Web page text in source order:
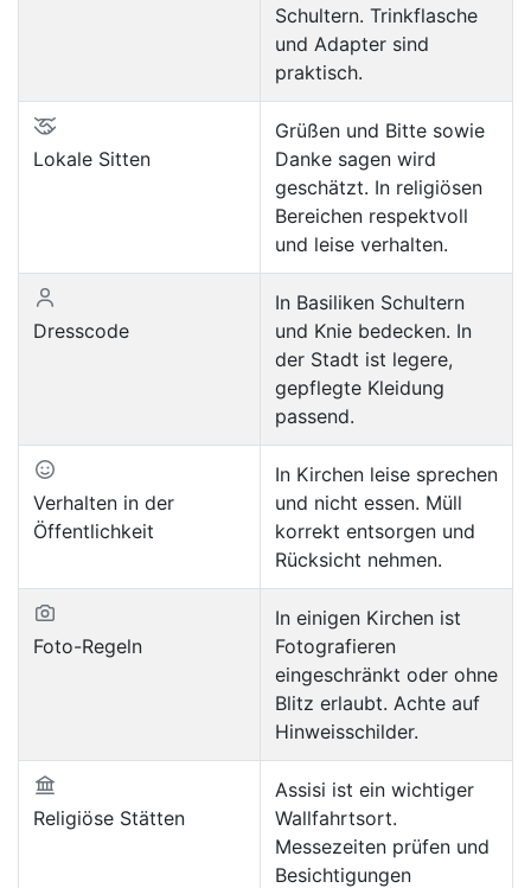
Schultern. Trinkflasche
und Adapter sind
praktisch.
Lokale Sitten
Grüßen und Bitte sowie
Danke sagen wird
geschätzt. In religiösen
Bereichen respektvoll
und leise verhalten.
Dresscode
In Basiliken Schultern
und Knie bedecken. In
der Stadt ist legere,
gepflegte Kleidung
passend.
Verhalten in der
Öffentlichkeit
In Kirchen leise sprechen
und nicht essen. Müll
korrekt entsorgen und
Rücksicht nehmen.
Foto-Regeln
In einigen Kirchen ist
Fotografieren
eingeschränkt oder ohne
Blitz erlaubt. Achte auf
Hinweisschilder.
Religiöse Stätten
Assisi ist ein wichtiger
Wallfahrtsort.
Messezeiten prüfen und
Besichtigungen